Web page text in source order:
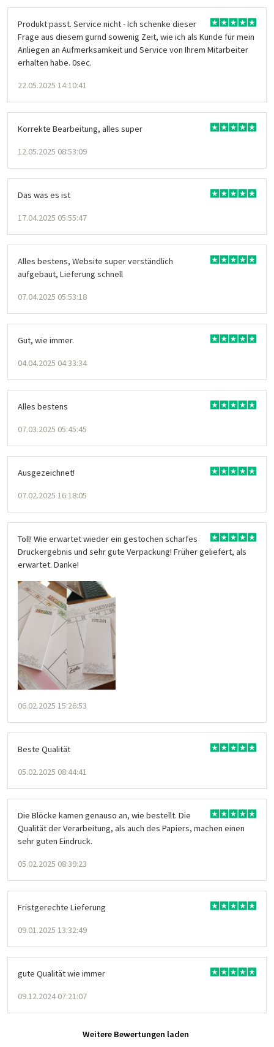
Produkt passt. Service nicht - Ich schenke dieser
Frage aus diesem gurnd sowenig Zeit, wie ich als Kunde für mein
Anliegen an Aufmerksamkeit und Service von Ihrem Mitarbeiter
erhalten habe. 0sec.
22.05.2025 14:10:41
Korrekte Bearbeitung, alles super
12.05.2025 08:53:09
Das was es ist
17.04.2025 05:55:47
Alles bestens, Website super verständlich
aufgebaut, Lieferung schnell
07.04.2025 05:53:18
Gut, wie immer.
04.04.2025 04:33:34
Alles bestens
07.03.2025 05:45:45
Ausgezeichnet!
07.02.2025 16:18:05
Toll! Wie erwartet wieder ein gestochen scharfes
Druckergebnis und sehr gute Verpackung! Früher geliefert, als
erwartet. Danke!
06.02.2025 15:26:53
Beste Qualität
05.02.2025 08:44:41
Die Blöcke kamen genauso an, wie bestellt. Die
Qualität der Verarbeitung, als auch des Papiers, machen einen
sehr guten Eindruck.
05.02.2025 08:39:23
Fristgerechte Lieferung
09.01.2025 13:32:49
gute Qualität wie immer
09.12.2024 07:21:07
Weitere Bewertungen laden